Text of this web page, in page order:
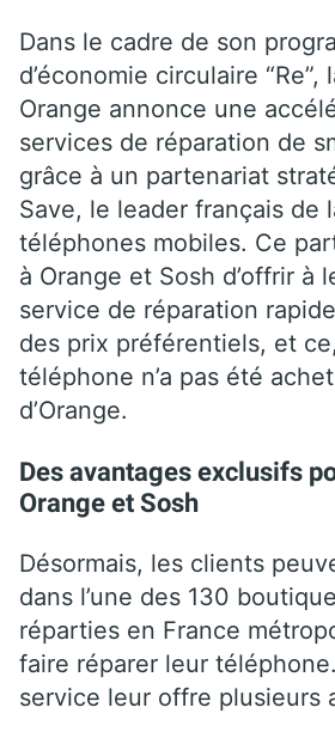
Dans le cadre de son
d’économie circulaire
Orange annonce une
services de réparation de
grâce à un partenariat
Save, le leader français de
téléphones mobiles. Ce
à Orange et Sosh d’offrir à
service de réparation
des prix préférentiels, et
téléphone n’a pas été
d’Orange.
Des avantages exclusifs
Orange et Sosh
Désormais, les clients
dans l’une des 130
réparties en France
faire réparer leur
service leur offre plusieurs